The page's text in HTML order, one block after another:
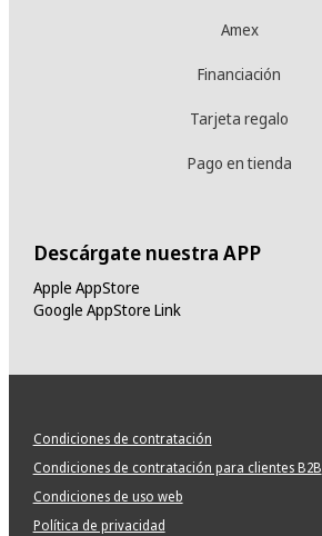
Amex
Financiación
Tarjeta regalo
Pago en tienda
Descárgate nuestra APP
Apple AppStore
Google AppStore Link
Condiciones de contratación
Condiciones de contratación para clientes B2B
Condiciones de uso web
Política de privacidad